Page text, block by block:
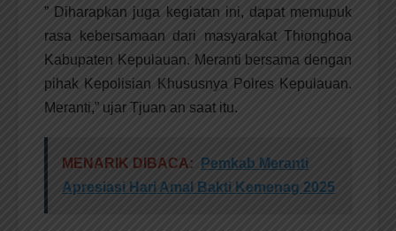
” Diharapkan juga kegiatan ini, dapat memupuk
rasa kebersamaan dari masyarakat Thionghoa
Kabupaten Kepulauan. Meranti bersama dengan
pihak Kepolisian Khususnya Polres Kepulauan.
Meranti,” ujar Tjuan an saat itu.
MENARIK DIBACA:
Pemkab Meranti
Apresiasi Hari Amal Bakti Kemenag 2025